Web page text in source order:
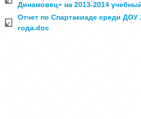
Динамовец» на 2013-2014
Отчет по Спартакиаде среди ДОУ
года.doc